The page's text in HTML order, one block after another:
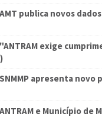
AMT publica novos
"ANTRAM exige
SNMMP apresenta novo
ANTRAM e Município de